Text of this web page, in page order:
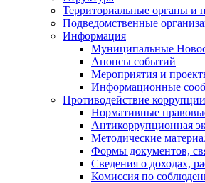
Территориальные органы и
Подведомственные
Информация
Муниципальные
Анонсы событий
Мероприятия и
Информационные
Противодействие коррупции
Нормативные
Антикоррупционная
Методические
Формы документов,
Сведения о доходах,
Комиссия по